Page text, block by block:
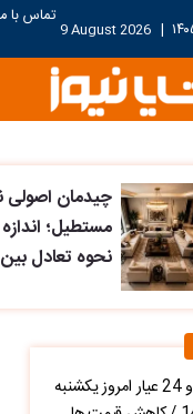
|
9 August 2026
تماس با
چیدمان اصولی
مستطیل؛
نحوه تعادل بین
قیمت طلا 18 و 24 عیار امروز یکشنبه